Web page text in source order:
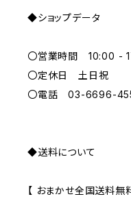
GRAY
◆ショップデータ
〇営業時間 10:00 -
〇定休日 土日祝
〇電話 03-6696-
◆送料について
【 おまかせ全国送料無